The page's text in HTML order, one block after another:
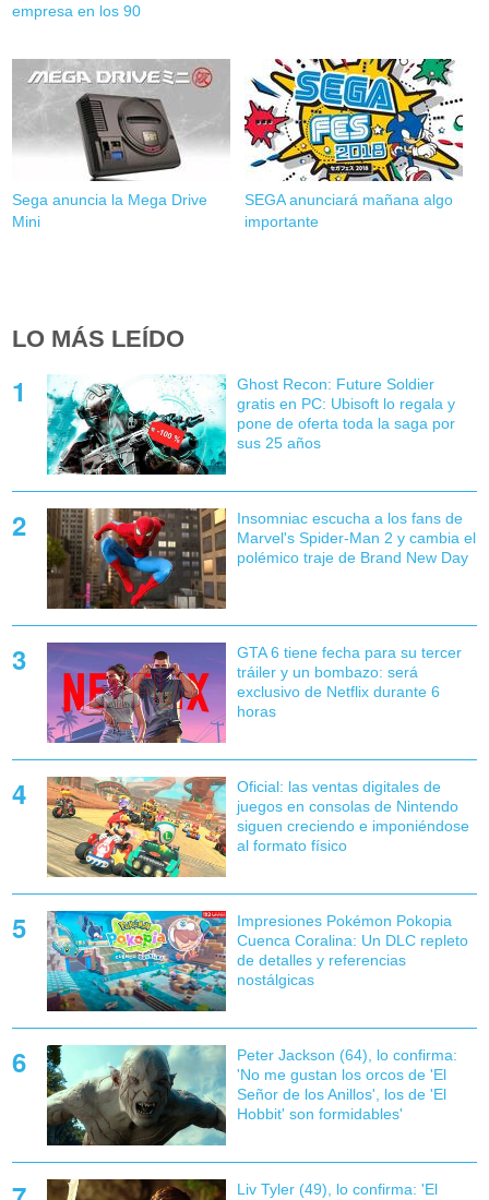
empresa en los 90
Sega anuncia la Mega Drive
Mini
SEGA anunciará mañana algo
importante
LO MÁS LEÍDO
Ghost Recon: Future Soldier
gratis en PC: Ubisoft lo regala y
pone de oferta toda la saga por
sus 25 años
Insomniac escucha a los fans de
Marvel's Spider-Man 2 y cambia el
polémico traje de Brand New Day
GTA 6 tiene fecha para su tercer
tráiler y un bombazo: será
exclusivo de Netflix durante 6
horas
Oficial: las ventas digitales de
juegos en consolas de Nintendo
siguen creciendo e imponiéndose
al formato físico
Impresiones Pokémon Pokopia
Cuenca Coralina: Un DLC repleto
de detalles y referencias
nostálgicas
Peter Jackson (64), lo confirma:
'No me gustan los orcos de 'El
Señor de los Anillos', los de 'El
Hobbit' son formidables'
Liv Tyler (49), lo confirma: 'El